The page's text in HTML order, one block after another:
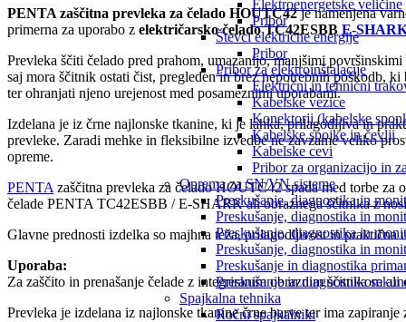
Elektroenergetske veličine
Pribor
Števci električne energije
Pribor
Pribor za elektroinštalacije
Električni in tehnični
Kabelske vezice
Konektorji (kabelske
Kabelske spojke in čevlji
Kabelske cevi
Pribor za organizacijo in
Oprema za SN/VN sisteme
Preskušanje, diagnostika in
Preskušanje, diagnostika in
Preskušanje, diagnostika in
Preskušanje, diagnostika in
Preskušanje in diagnostika
Preskušanje in diagnostika
Spajkalna tehnika
Ročni spajkalniki
PENTA zaščitna prevleka za čelado HOUTC42je namenjena
primerna za uporabo z električarsko čelado TC42ESBB E-
Prevleka ščiti čelado pred prahom, umazanijo, manjšimi
saj mora ščitnik ostati čist, pregleden in brez nepotrebnih poškodb,
ter ohranjati njeno urejenost med posameznimi uporabami.
Izdelana je iz črne najlonske tkanine, ki je lahka, prilagodljiva in
prevleke. Zaradi mehke in fleksibilne izvedbe ne zavzame veliko
opreme.
PENTA zaščitna prevleka za čelado HOUTC42 spada med torbe za
čelade PENTA TC42ESBB / E-SHARK ali obraznega ščitnika z
Glavne prednosti izdelka so majhna teža, prilagodljivost in praktična
Uporaba:
Za zaščito in prenašanje čelade z integriranim obraznim ščitnikom ali
Prevleka je izdelana iz najlonske tkanine črne barve ter ima